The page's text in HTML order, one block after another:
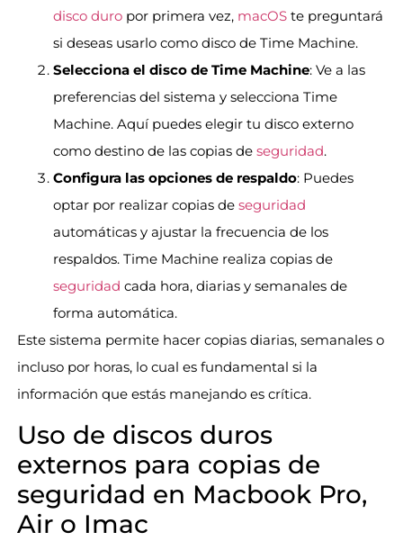
disco duropor primera vez, macOSte preguntará
si deseas usarlo como disco de Time Machine.
Selecciona el disco de Time Machine: Ve a las
preferencias del sistema y selecciona Time
Machine. Aquí puedes elegir tu disco externo
como destino de las copias de seguridad.
Configura las opciones de respaldo: Puedes
optar por realizar copias de seguridad
automáticas y ajustar la frecuencia de los
respaldos. Time Machine realiza copias de
seguridad cada hora, diarias y semanales de
forma automática.
Este sistema permite hacer copias diarias, semanales o
incluso por horas, lo cual es fundamental si la
información que estás manejando es crítica.
Uso de discos duros
externos para copias de
seguridad en Macbook Pro,
Air o Imac